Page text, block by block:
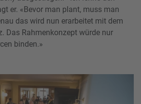
er. «Bevor man plant, muss man
das wird nun erarbeitet mit dem
Das Rahmenkonzept würde nur
binden.»